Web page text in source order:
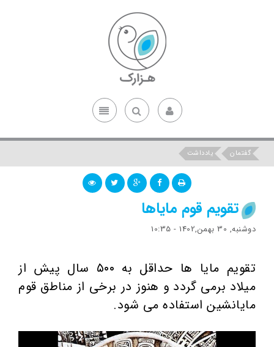
گفتمان یادداشت
تقویم قوم مایاها
دوشنبه, 30 بهمن,1402 - 10:35
تقویم مایا ها حداقل به ۵۰۰ سال پیش از
میلاد برمی گردد و هنوز در برخی از مناطق قوم
مایانشین استفاده می شود.